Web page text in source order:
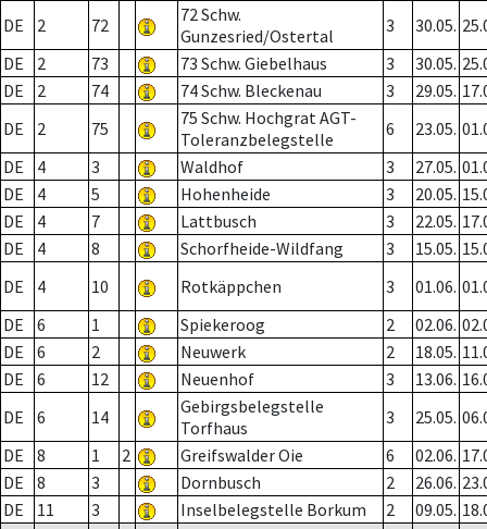
DE 2 72
72 Schw.
Gunzesried/Ostertal
3 30.05.
DE
2 73 73 Schw. Giebelhaus 3 30.05.
DE
2 74 74 Schw. Bleckenau 3 29.05.
DE
2 75
75 Schw. Hochgrat AGT-
Toleranzbelegstelle
6 23.05.
DE
4 3 Waldhof 3 27.05.
DE
4 5 Hohenheide 3 20.05.
DE
4 7 Lattbusch 3 22.05.
DE
4 8 Schorfheide-Wildfang 3 15.05.
DE
4 10 Rotkäppchen 3 01.06.
DE
6 1 Spiekeroog 2 02.06.
DE
6 2 Neuwerk 2 18.05.
DE
6 12 Neuenhof 3 13.06.
DE
6 14
Gebirgsbelegstelle
Torfhaus
3 25.05.
DE
8 1 2 Greifswalder Oie 6 02.06.
DE
8 3 Dornbusch 2 26.06.
DE
11 3 Inselbelegstelle Borkum 2 09.05.